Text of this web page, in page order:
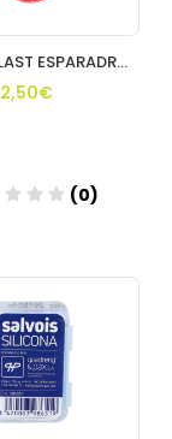
HANSAPLAST ESPARADRAPO UNIVERSAL 5 M X 25 CM
2,50€
(0)